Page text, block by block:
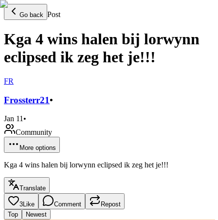
Go back Post
Kga 4 wins halen bij lorwynn
eclipsed ik zeg het je!!!
FR
Frossterr21•
Jan 11 •
Community
More options
Kga 4 wins halen bij lorwynn eclipsed ik zeg het je!!!
Translate
3Like Comment
Repost
Top
Newest